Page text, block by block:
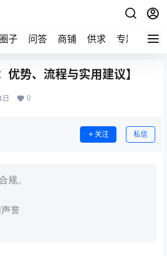
圈子 问答 商铺 供求 专题 导航
优势、流程与实用建议】
0
关注 私信
规。
誉